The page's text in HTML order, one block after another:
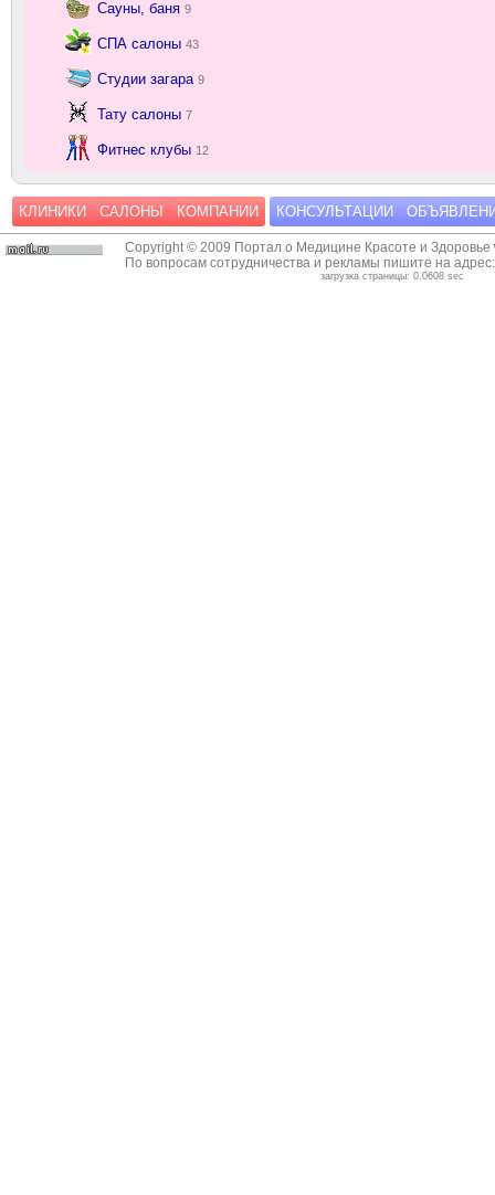
Сауны, баня 9
СПА салоны 43
Студии загара 9
Тату салоны 7
Фитнес клубы 12
КЛИНИКИ САЛОНЫ КОМПАНИИ КОНСУЛЬТАЦИИ
Copyright © 2009 Портал о Медицине Красоте и Здоровье
По вопросам сотрудничества и рекламы пишите на
загрузка страницы: 0.0608 sec